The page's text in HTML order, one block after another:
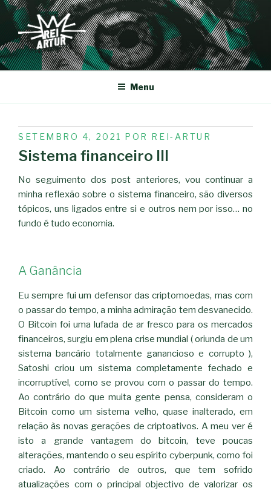
Saltar
para
conteúdo
REI-ARTUR
Menu
PUBLICADO
EM
SETEMBRO 4, 2021 POR REI-ARTUR
Sistema financeiro III
No seguimento dos post anteriores, vou continuar a
minha reflexão sobre o sistema financeiro, são diversos
tópicos, uns ligados entre si e outros nem por isso… no
fundo é tudo economia.
A Ganância
Eu sempre fui um defensor das criptomoedas, mas com
o passar do tempo, a minha admiração tem desvanecido.
O Bitcoin foi uma lufada de ar fresco para os mercados
financeiros, surgiu em plena crise mundial ( oriunda de um
sistema bancário totalmente ganancioso e corrupto ),
Satoshi criou um sistema completamente fechado e
incorruptível, como se provou com o passar do tempo.
Ao contrário do que muita gente pensa, consideram o
Bitcoin como um sistema velho, quase inalterado, em
relação às novas gerações de criptoativos. A meu ver é
isto a grande vantagem do bitcoin, teve poucas
alterações, mantendo o seu espírito cyberpunk, como foi
criado. Ao contrário de outros, que tem sofrido
atualizações com o principal objectivo de valorizar os